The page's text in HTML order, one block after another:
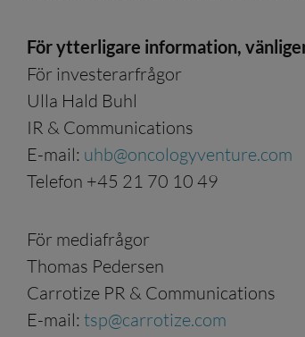
För ytterligare information,
För investerarfrågor
Ulla Hald Buhl
IR & Communications
E-mail: uhb@oncologyventure.com
Telefon +45 21 70 10 49
För mediafrågor
Thomas Pedersen
Carrotize PR & Communications
E-mail: tsp@carrotize.com